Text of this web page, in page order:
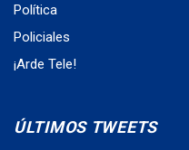
Política
Policiales
¡Arde Tele!
ÚLTIMOS TWEETS